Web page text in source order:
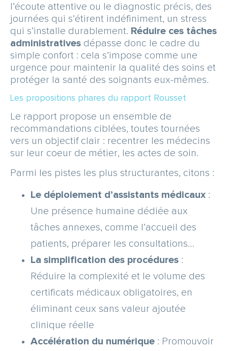
l’écoute attentive ou le diagnostic précis, des
journées qui s’étirent indéfiniment, un stress
qui s’installe durablement. Réduire ces tâches
administratives dépasse donc le cadre du
simple confort : cela s’impose comme une
urgence pour maintenir la qualité des soins et
protéger la santé des soignants eux-mêmes.
Les propositions phares du rapport Rousset
Le rapport propose un ensemble de
recommandations ciblées, toutes tournées
vers un objectif clair : recentrer les médecins
sur leur coeur de métier, les actes de soin.
Parmi les pistes les plus structurantes, citons :
Le déploiement d’assistants médicaux :
Une présence humaine dédiée aux
tâches annexes, comme l’accueil des
patients, préparer les consultations…
La simplification des procédures :
Réduire la complexité et le volume des
certificats médicaux obligatoires, en
éliminant ceux sans valeur ajoutée
clinique réelle
Accélération du numérique : Promouvoir